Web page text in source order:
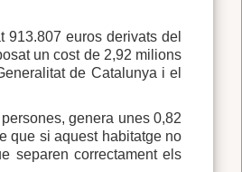
913.807 euros derivats del
un cost de 2,92 milions
de Catalunya i el
genera unes 0,82
que si aquest habitatge no
separen correctament els